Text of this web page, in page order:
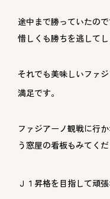
途中まで勝っていたの
惜しくも勝ちを逃してし
それでも美味しいファ
満足です。
ファジアーノ観戦に行
う窓屋の看板もみてくだ
Ｊ１昇格を目指して頑